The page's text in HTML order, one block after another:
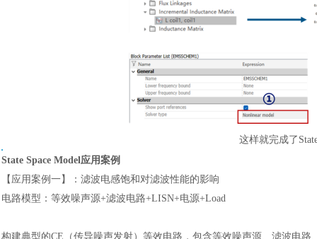
这样就完成了
State Space Model应用案例
【应用案例一】：滤波电感饱和对滤波性能的影响
电路模型：等效噪声源+滤波电路+LISN+电源+Load
构建典型的CE（传导噪声发射）等效电路，包含等效噪声源、滤波电路
汽车交通